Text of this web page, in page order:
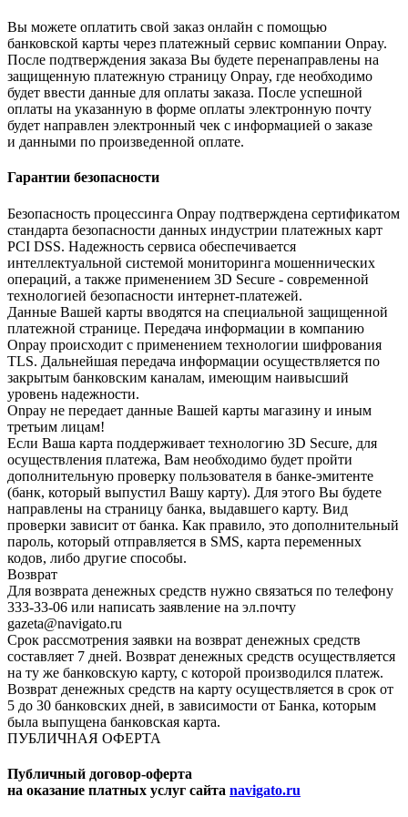
Вы можете оплатить свой заказ онлайн с помощью
банковской карты через платежный сервис компании Onpay.
После подтверждения заказа Вы будете перенаправлены на
защищенную платежную страницу Onpay, где необходимо
будет ввести данные для оплаты заказа. После успешной
оплаты на указанную в форме оплаты электронную почту
будет направлен электронный чек с информацией о заказе
и данными по произведенной оплате.
Гарантии безопасности
Безопасность процессинга Onpay подтверждена сертификатом
стандарта безопасности данных индустрии платежных карт
PCI DSS. Надежность сервиса обеспечивается
интеллектуальной системой мониторинга мошеннических
операций, а также применением 3D Secure - современной
технологией безопасности интернет-платежей.
Данные Вашей карты вводятся на специальной защищенной
платежной странице. Передача информации в компанию
Onpay происходит с применением технологии шифрования
TLS. Дальнейшая передача информации осуществляется по
закрытым банковским каналам, имеющим наивысший
уровень надежности.
Onpay не передает данные Вашей карты магазину и иным
третьим лицам!
Если Ваша карта поддерживает технологию 3D Secure, для
осуществления платежа, Вам необходимо будет пройти
дополнительную проверку пользователя в банке-эмитенте
(банк, который выпустил Вашу карту). Для этого Вы будете
направлены на страницу банка, выдавшего карту. Вид
проверки зависит от банка. Как правило, это дополнительный
пароль, который отправляется в SMS, карта переменных
кодов, либо другие способы.
Возврат
Для возврата денежных средств нужно связаться по телефону
333-33-06 или написать заявление на эл.почту
gazeta@navigato.ru
Срок рассмотрения заявки на возврат денежных средств
составляет 7 дней. Возврат денежных средств осуществляется
на ту же банковскую карту, с которой производился платеж.
Возврат денежных средств на карту осуществляется в срок от
5 до 30 банковских дней, в зависимости от Банка, которым
была выпущена банковская карта.
ПУБЛИЧНАЯ ОФЕРТА
Публичный договор-оферта
на оказание платных услуг сайта navigato.ru